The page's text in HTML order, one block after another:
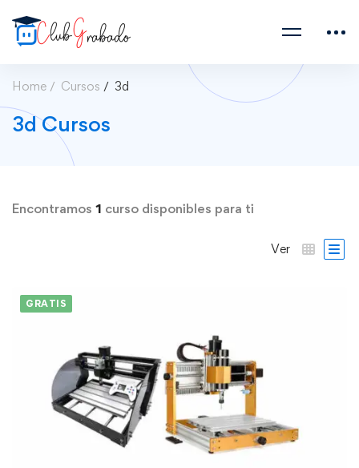
Home Cursos 3d
3d Cursos
Encontramos 1 curso disponibles para ti
Ver
GRATIS